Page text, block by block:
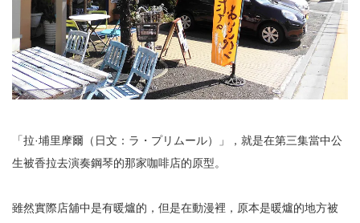
「拉·埔里摩爾（日文：ラ・プリムール）」，就是在第三集當中公
生被香拉去演奏鋼琴的那家咖啡店的原型。
雖然實際店舖中是有暖爐的，但是在動漫裡，原本是暖爐的地方被